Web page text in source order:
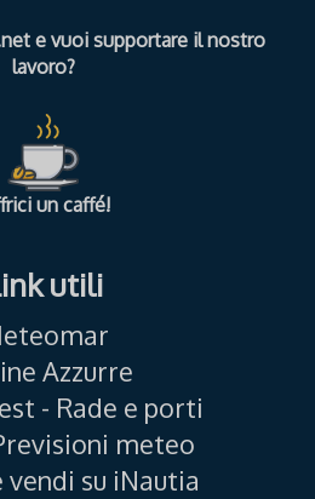
e vuoi supportare il nostro
lavoro?
un caffé!
utili
Azzurre
- Rade e porti
meteo
vendi su iNautia